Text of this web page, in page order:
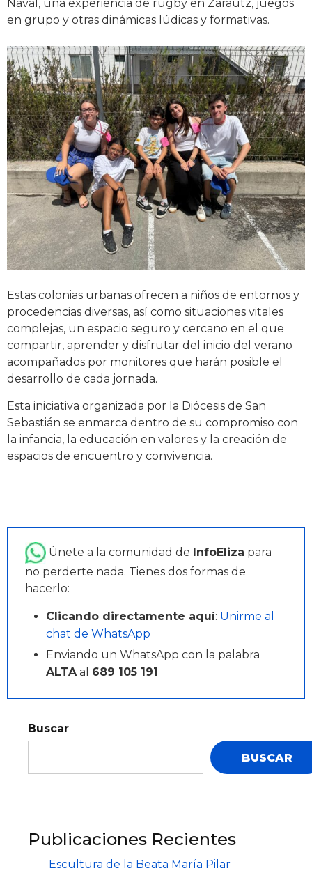
Naval, una experiencia de rugby en Zarautz, juegos
en grupo y otras dinámicas lúdicas y formativas.
Estas colonias urbanas ofrecen a niños de entornos y
procedencias diversas, así como situaciones vitales
complejas, un espacio seguro y cercano en el que
compartir, aprender y disfrutar del inicio del verano
acompañados por monitores que harán posible el
desarrollo de cada jornada.
Esta iniciativa organizada por la Diócesis de San
Sebastián se enmarca dentro de su compromiso con
la infancia, la educación en valores y la creación de
espacios de encuentro y convivencia.
Únete a la comunidad de InfoEliza para
no perderte nada. Tienes dos formas de
hacerlo:
Clicando directamente aquí: Unirme al
chat de WhatsApp
Enviando un WhatsApp con la palabra
ALTAal 689 105 191
Buscar
BUSCAR
Publicaciones Recientes
Escultura de la Beata María Pilar